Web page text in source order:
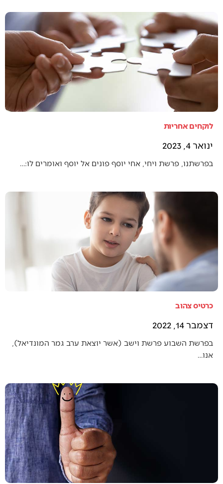
לוקחים אחריות
ינואר 4, 2023
בפרשתנו, פרשת ויחי, אחי יוסף פונים אל יוסף ואומרים לו:…
כרטיס צהוב
דצמבר 14, 2022
בפרשת השבוע פרשת וישב (אשר יוצאת ערב גמר המונדיאל),
אנו…